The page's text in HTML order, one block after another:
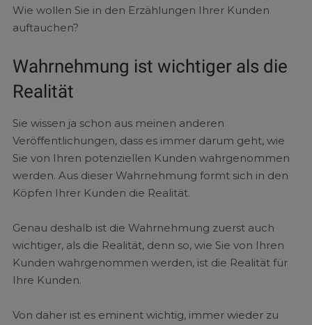
Wie wollen Sie in den Erzählungen Ihrer Kunden
auftauchen?
Wahrnehmung ist wichtiger als die
Realität
Sie wissen ja schon aus meinen anderen
Veröffentlichungen, dass es immer darum geht, wie
Sie von Ihren potenziellen Kunden wahrgenommen
werden. Aus dieser Wahrnehmung formt sich in den
Köpfen Ihrer Kunden die Realität.
Genau deshalb ist die Wahrnehmung zuerst auch
wichtiger, als die Realität, denn so, wie Sie von Ihren
Kunden wahrgenommen werden, ist die Realität für
Ihre Kunden.
Von daher ist es eminent wichtig, immer wieder zu